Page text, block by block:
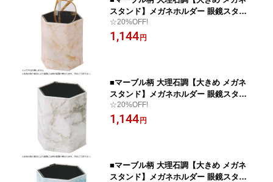
スタンド】メガネホルダー 眼鏡スタン
ド ペン立て ペンスタンド 卓上収納 リ
モコン入れ おしゃれ オフィス インテリ
☆20%OFF!
1,144 円
■マーブル柄 大理石調【大きめ メガネ
スタンド】メガネホルダー 眼鏡スタン
ド ペン立て ペンスタンド 卓上収納 リ
モコン入れ おしゃれ オフィス インテリ
☆20%OFF!
1,144 円
■マーブル柄 大理石調【大きめ メガネ
スタンド】メガネホルダー 眼鏡スタン